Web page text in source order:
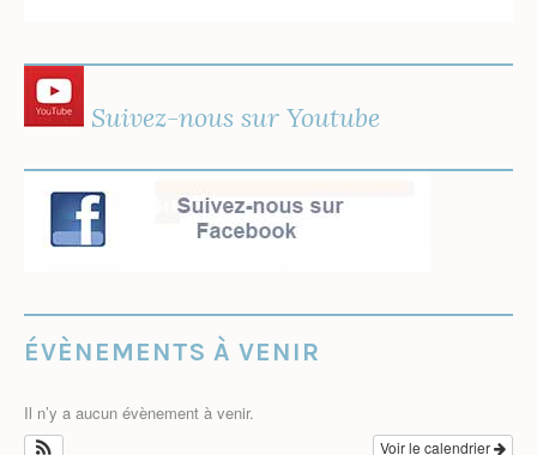
Suivez-nous sur Youtube
ÉVÈNEMENTS À VENIR
Il n’y a aucun évènement à venir.
Voir le calendrier